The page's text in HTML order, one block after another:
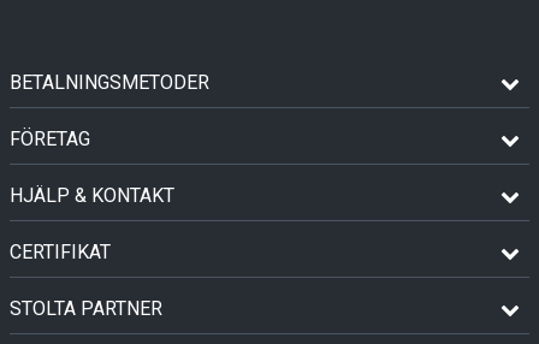
BETALNINGSMETODER
FÖRETAG
HJÄLP & KONTAKT
CERTIFIKAT
STOLTA PARTNER